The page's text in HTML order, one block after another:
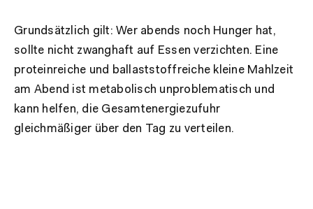
Grundsätzlich gilt: Wer abends noch Hunger hat,
sollte nicht zwanghaft auf Essen verzichten. Eine
proteinreiche und ballaststoffreiche kleine Mahlzeit
am Abend ist metabolisch unproblematisch und
kann helfen, die Gesamtenergiezufuhr
gleichmäßiger über den Tag zu verteilen.